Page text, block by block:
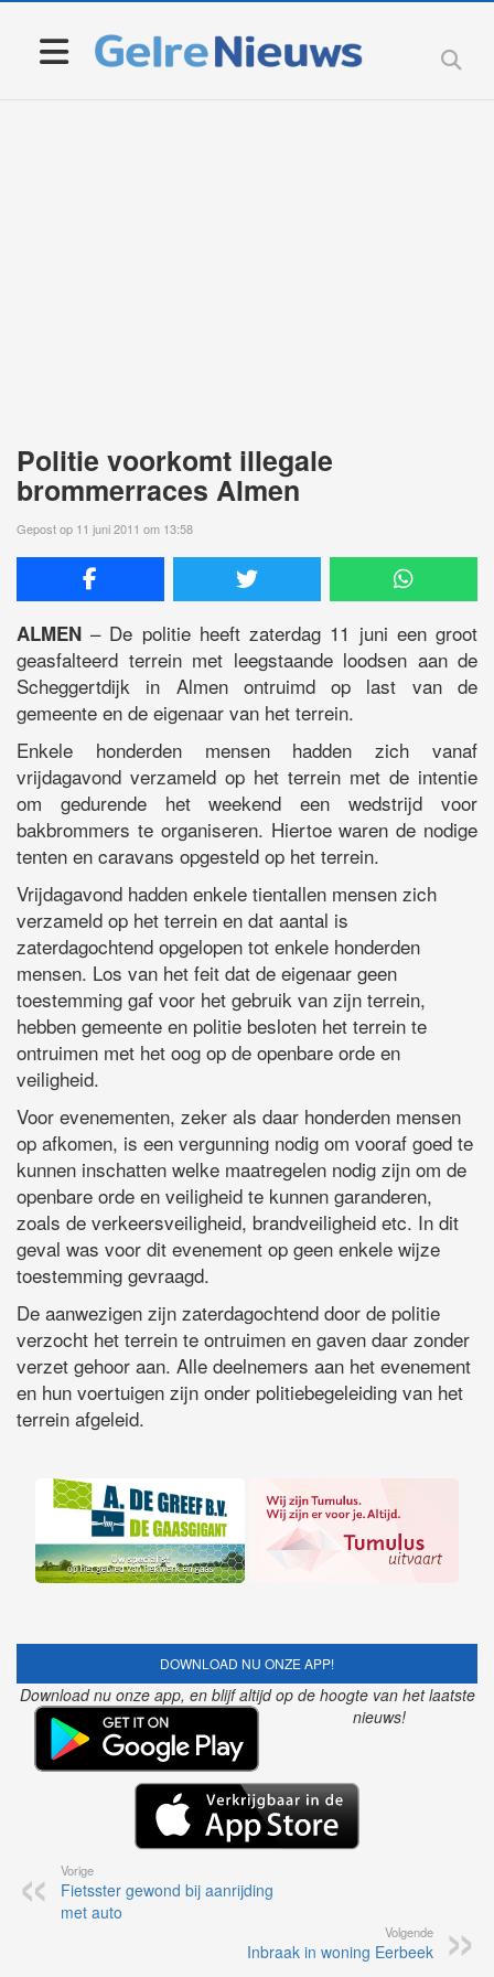
Politie voorkomt illegale
brommerraces Almen
Gepost op 11 juni 2011 om 13:58
ALMEN– De politie heeft zaterdag 11 juni een groot
geasfalteerd terrein met leegstaande loodsen aan de
Scheggertdijk in Almen ontruimd op last van de
gemeente en de eigenaar van het terrein.
Enkele honderden mensen hadden zich vanaf
vrijdagavond verzameld op het terrein met de intentie
om gedurende het weekend een wedstrijd voor
bakbrommers te organiseren. Hiertoe waren de nodige
tenten en caravans opgesteld op het terrein.
Vrijdagavond hadden enkele tientallen mensen zich
verzameld op het terrein en dat aantal is
zaterdagochtend opgelopen tot enkele honderden
mensen. Los van het feit dat de eigenaar geen
toestemming gaf voor het gebruik van zijn terrein,
hebben gemeente en politie besloten het terrein te
ontruimen met het oog op de openbare orde en
veiligheid.
Voor evenementen, zeker als daar honderden mensen
op afkomen, is een vergunning nodig om vooraf goed te
kunnen inschatten welke maatregelen nodig zijn om de
openbare orde en veiligheid te kunnen garanderen,
zoals de verkeersveiligheid, brandveiligheid etc. In dit
geval was voor dit evenement op geen enkele wijze
toestemming gevraagd.
De aanwezigen zijn zaterdagochtend door de politie
verzocht het terrein te ontruimen en gaven daar zonder
verzet gehoor aan. Alle deelnemers aan het evenement
en hun voertuigen zijn onder politiebegeleiding van het
terrein afgeleid.
DOWNLOAD NU ONZE APP!
Download nu onze app, en blijf altijd op de hoogte van het laatste
nieuws!
Vorige
Fietsster gewond bij aanrijding
met auto
Volgende
Inbraak in woning Eerbeek